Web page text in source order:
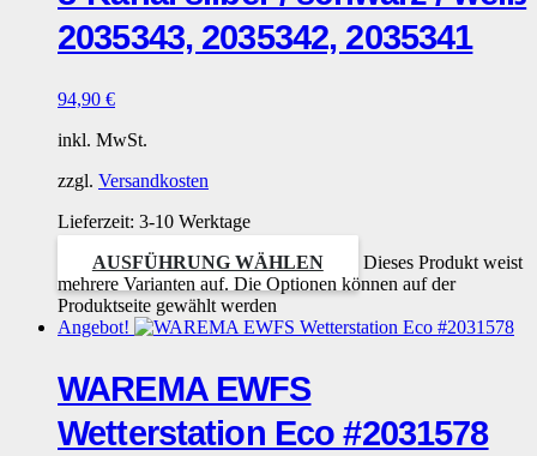
2035343, 2035342, 2035341
94,90 €
inkl. MwSt.
zzgl. Versandkosten
Lieferzeit: 3-10 Werktage
AUSFÜHRUNG WÄHLEN
Dieses Produkt weist
mehrere Varianten auf. Die Optionen können auf der
Produktseite gewählt werden
Angebot!
WAREMA EWFS
Wetterstation Eco #2031578